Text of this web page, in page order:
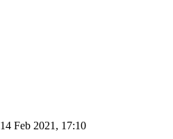
14 Feb 2021, 17:10